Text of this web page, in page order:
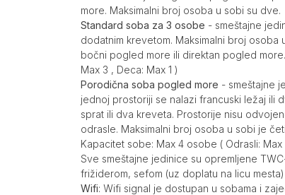
more. Maksimalni broj osoba u sobi su dve.
Standard soba za 3 osobe - smeštajne
dodatnim krevetom. Maksimalni broj
bočni pogled more ili direktan pogled
Max 3 , Deca: Max 1 )
Porodična soba pogled more - smeštajne
jednoj prostoriji se nalazi francuski ležaj ili
sprat ili dva kreveta. Prostorije nisu
odrasle. Maksimalni broj osoba u sobi je
Kapacitet sobe: Max 4 osobe ( Odrasli: Max
Sve smeštajne jedinice su opremljene
frižiderom, sefom (uz doplatu na licu
Wifi: Wifi signal je dostupan u sobama i